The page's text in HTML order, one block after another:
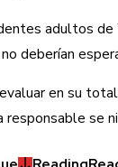
adultos
deberían
en su